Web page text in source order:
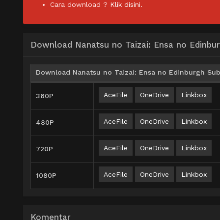
Cara download ? Klik disini.
Download Nanatsu no Taizai: Ensa no
Download Nanatsu no Taizai: Ensa no Edinburgh
360P AceFile OneDrive Linkbox
480P AceFile OneDrive Linkbox
720P AceFile OneDrive Linkbox
1080P AceFile OneDrive Linkbox
Komentar